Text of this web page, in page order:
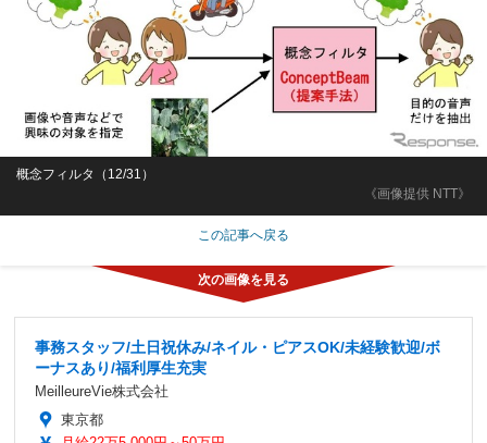
《画像提供 NTT》
概念フィルタ（12/31）
この記事へ戻る
事務スタッフ/土日祝休み/ネイル・ピアスOK/未経験歓迎/ボ
ーナスあり/福利厚生充実
MeilleureVie株式会社
東京都